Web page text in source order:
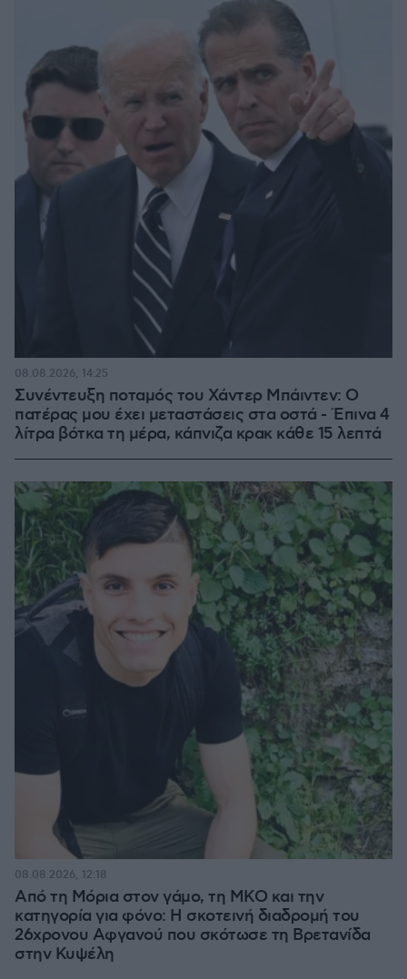
Συνέντευξη ποταμός του Χάντερ Μπάιντεν: Ο
πατέρας μου έχει μεταστάσεις στα οστά - Έπινα 4
λίτρα βότκα τη μέρα, κάπνιζα κρακ κάθε 15 λεπτά
08.08.2026, 14:25
Από τη Μόρια στον γάμο, τη ΜΚΟ και την
κατηγορία για φόνο: Η σκοτεινή διαδρομή του
26χρονου Αφγανού που σκότωσε τη Βρετανίδα
στην Κυψέλη
08.08.2026, 12:18